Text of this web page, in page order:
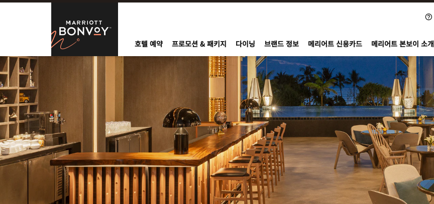
Skip to Content
Marriott Bonvoy
호텔 예약 프로모션 & 패키지 다이닝 브랜드 정보 메리어트 신용카드 메리어트 본보이 소개